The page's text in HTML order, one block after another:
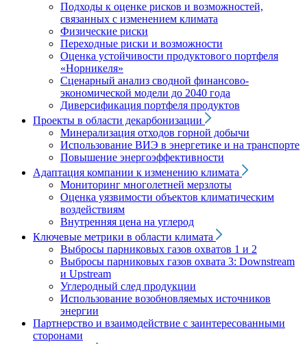
Подходы к оценке рисков и возможностей,
связанных с изменением климата
Физические риски
Переходные риски и возможности
Оценка устойчивости продуктового портфеля
«Норникеля»
Сценарный анализ сводной финансово-
экономической модели до 2040 года
Диверсификация портфеля продуктов
Проекты в области декарбонизации
Минерализация отходов горной добычи
Использование ВИЭ в энергетике и на транспорте
Повышение энергоэффективности
Адаптация компании к изменению климата
Мониторинг многолетней мерзлоты
Оценка уязвимости объектов климатическим
воздействиям
Внутренняя цена на углерод
Ключевые метрики в области климата
Выбросы парниковых газов охватов 1 и 2
Выбросы парниковых газов охвата 3: Downstream
и Upstream
Углеродный след продукции
Использование возобновляемых источников
энергии
Партнерство и взаимодействие с заинтересованными
сторонами